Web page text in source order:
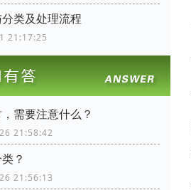
类及处理流程
21:17:25
需要注意什么？
21:58:42
？
21:56:13